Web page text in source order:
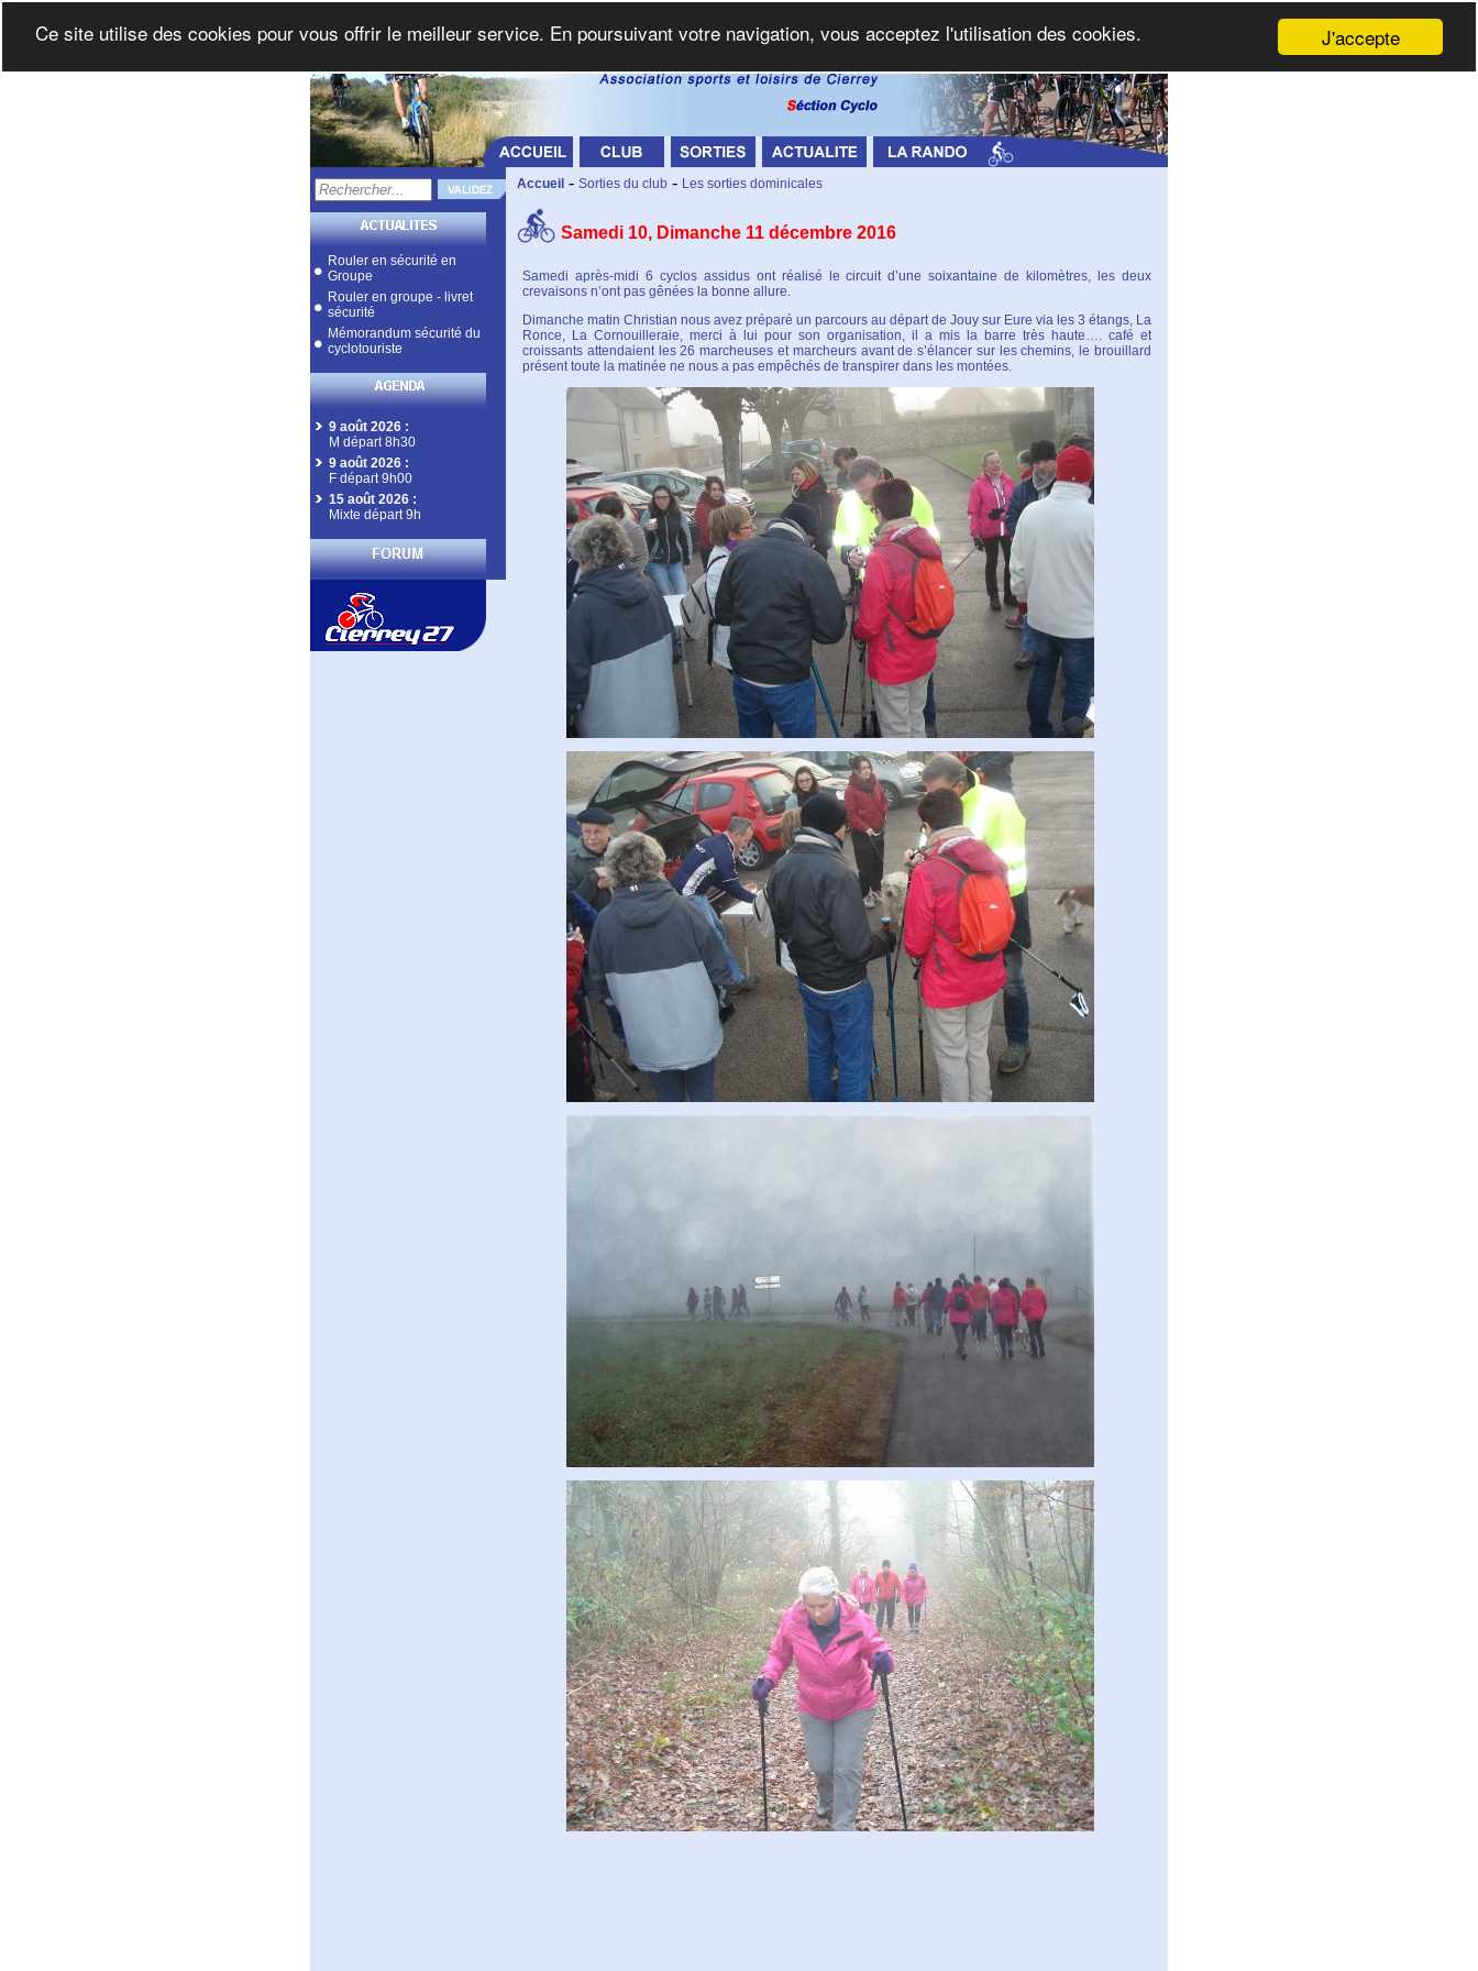
Rouler en sécurité en
Groupe
Rouler en groupe - livret
sécurité
Mémorandum sécurité du
cyclotouriste
9 août 2026 :
M départ 8h30
9 août 2026 :
F départ 9h00
15 août 2026 :
Mixte départ 9h
Accueil - Sorties du club - Les sorties dominicales
Samedi 10, Dimanche 11 décembre 2016
Samedi après-midi 6 cyclos assidus ont réalisé le circuit d’une soixantaine de kilomètres, les deux
crevaisons n’ont pas gênées la bonne allure.
Dimanche matin Christian nous avez préparé un parcours au départ de Jouy sur Eure via les 3 étangs, La
Ronce, La Cornouilleraie, merci à lui pour son organisation, il a mis la barre très haute…. café et
croissants attendaient les 26 marcheuses et marcheurs avant de s’élancer sur les chemins, le brouillard
présent toute la matinée ne nous a pas empêchés de transpirer dans les montées.
J'accepte
Ce site utilise des cookies pour vous offrir le meilleur service. En poursuivant votre navigation, vous acceptez l'utilisation des cookies.